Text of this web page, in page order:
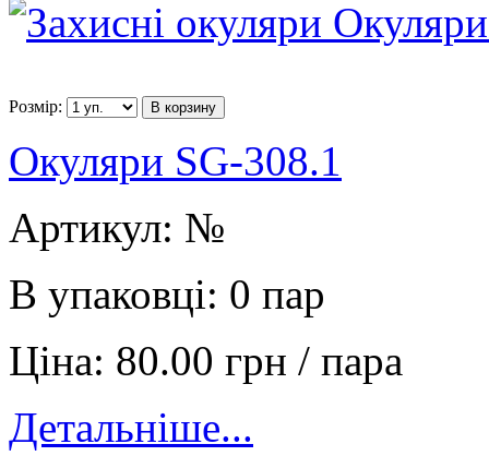
Розмір: В корзину
Окуляри SG-308.1
Артикул: №
В упаковці: 0 пар
Ціна: 80.00 грн / пара
Детальніше...